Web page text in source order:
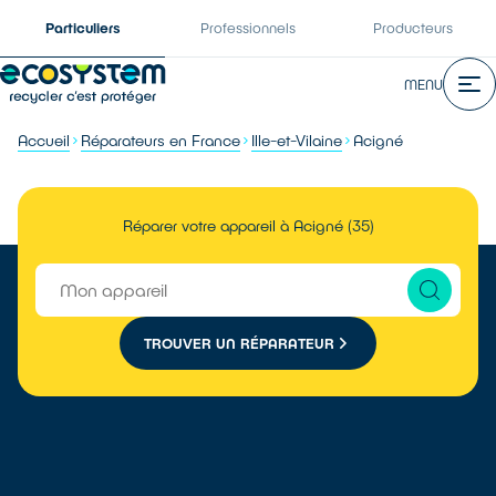
Particuliers Professionnels Producteurs
MENU
Accueil Réparateurs en France Ille-et-Vilaine Acigné
Réparer votre appareil à Acigné (35)
TROUVER UN RÉPARATEUR